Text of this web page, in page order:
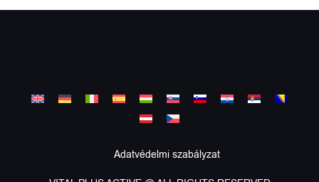
Adatvédelmi szabályzat